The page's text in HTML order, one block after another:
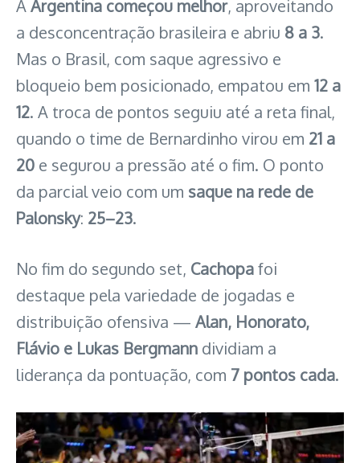
A Argentina começou melhor, aproveitando
a desconcentração brasileira e abriu 8 a 3.
Mas o Brasil, com saque agressivo e
bloqueio bem posicionado, empatou em 12 a
12. A troca de pontos seguiu até a reta final,
quando o time de Bernardinho virou em 21 a
20 e segurou a pressão até o fim. O ponto
da parcial veio com um saque na rede de
Palonsky: 25–23.
No fim do segundo set, Cachopafoi
destaque pela variedade de jogadas e
distribuição ofensiva — Alan, Honorato,
Flávio e Lukas Bergmann dividiam a
liderança da pontuação, com 7 pontos cada.